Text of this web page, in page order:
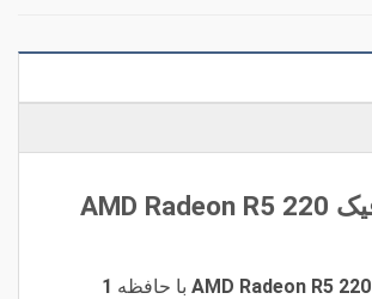
کارت گرافیک AMD Radeon R5 220
AMD Radeon R5 220 با حافظه 1